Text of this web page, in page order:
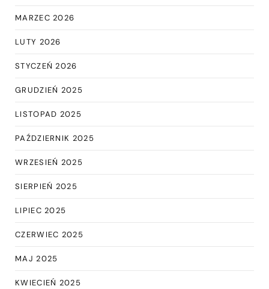
MARZEC 2026
LUTY 2026
STYCZEŃ 2026
GRUDZIEŃ 2025
LISTOPAD 2025
PAŹDZIERNIK 2025
WRZESIEŃ 2025
SIERPIEŃ 2025
LIPIEC 2025
CZERWIEC 2025
MAJ 2025
KWIECIEŃ 2025